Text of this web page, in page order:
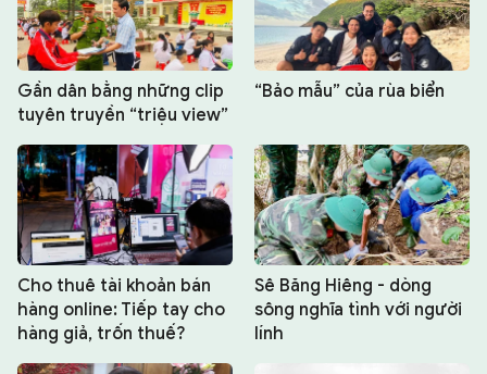
Gần dân bằng những clip
tuyên truyền “triệu view”
“Bảo mẫu” của rùa biển
Cho thuê tài khoản bán
hàng online: Tiếp tay cho
hàng giả, trốn thuế?
Sê Băng Hiêng - dòng
sông nghĩa tình với người
lính